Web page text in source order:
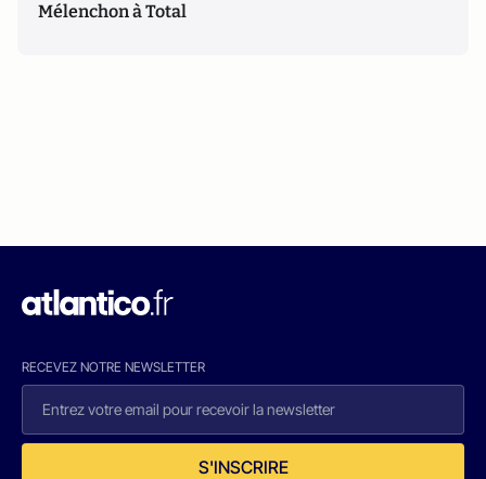
Mélenchon à Total
RECEVEZ NOTRE NEWSLETTER
S'INSCRIRE